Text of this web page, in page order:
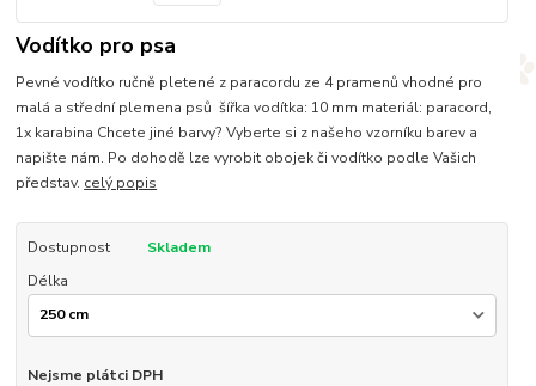
Vodítko pro psa
Pevné vodítko ručně pletené z paracordu ze 4 pramenů vhodné pro
malá a střední plemena psů šířka vodítka: 10 mm materiál: paracord,
1x karabina Chcete jiné barvy? Vyberte si z našeho vzorníku barev a
napište nám. Po dohodě lze vyrobit obojek či vodítko podle Vašich
představ. celý popis
Dostupnost
Skladem
Délka
Nejsme plátci DPH